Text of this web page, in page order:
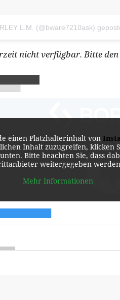
L.M. (@bware7210ask)
nicht verfügbar. Bitte
einen Platzhalterinhalt von
Inhalt zuzugreifen, klicken
Bitte beachten Sie, dass
weitergegeben
Mehr Informationen